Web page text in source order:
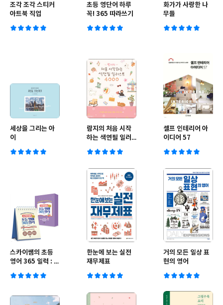
조각 조각 스티커
아트북 직업
초등 영단어 하루
꼭! 365 따라쓰기
화가가 사랑한 나
무들
세상을 그리는 아
이
람지의 처음 시작
하는 색연필 일러
셀프 인테리어 아
이디어 57
스카이쌤의 초등
영어 365 일력 : 초
한눈에 보는 실전
재무제표
거의 모든 일상 표
현의 영어